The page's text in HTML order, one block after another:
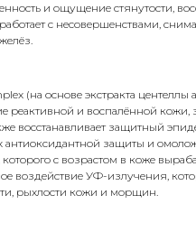
и ощущение стянутости,
с несовершенствами,
(на основе экстракта
реактивной и воспалённой
восстанавливает защитный
антиоксидантной защиты и
которого с возрастом в коже
воздействие УФ-излучения,
рыхлости кожи и морщин.